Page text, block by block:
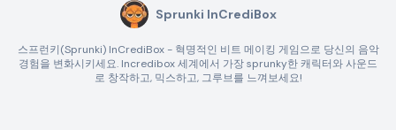
Sprunki InCrediBox
스프런키(Sprunki) InCrediBox - 혁명적인 비트 메이킹 게임으로 당신의 음악
경험을 변화시키세요. Incredibox 세계에서 가장 sprunky한 캐릭터와 사운드
로 창작하고, 믹스하고, 그루브를 느껴보세요!